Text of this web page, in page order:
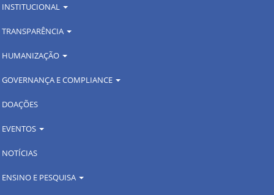
INSTITUCIONAL
TRANSPARÊNCIA
HUMANIZAÇÃO
GOVERNANÇA E COMPLIANCE
DOAÇÕES
EVENTOS
NOTÍCIAS
ENSINO E PESQUISA